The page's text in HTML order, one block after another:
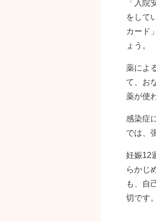
「入
をして
カード
ょう。
薬によ
て、お
薬が使
感染症
では、
妊娠12
らかじ
も、自
切です。